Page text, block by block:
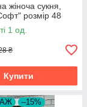
жіноча сукня,
розмір 48
1 од.
₴
Купити
–15%